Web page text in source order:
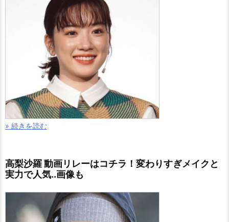
» 続きを読む
高梨沙羅 動画リレーはコチラ！変わりすぎメイクと
実力で人気..画像も